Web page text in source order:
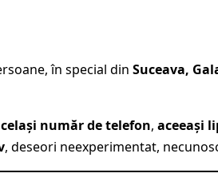
în special din Suceava,
număr de telefon, aceeași
, deseori neexperimentat,